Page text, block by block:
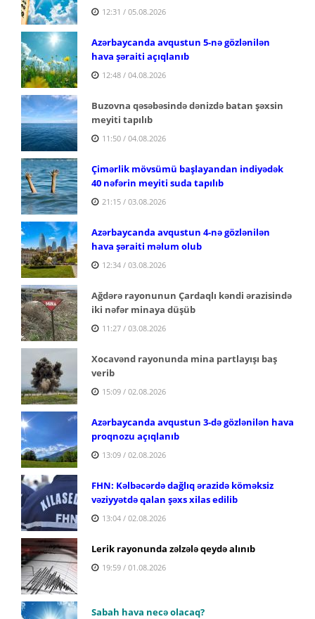
12:31 / 05.08.2026
Azərbaycanda avqustun 5-nə gözlənilən
hava şəraiti açıqlanıb
12:48 / 04.08.2026
Buzovna qəsəbəsində dənizdə batan şəxsin
meyiti tapılıb
11:50 / 04.08.2026
Çimərlik mövsümü başlayandan indiyədək
40 nəfərin meyiti suda tapılıb
21:15 / 03.08.2026
Azərbaycanda avqustun 4-nə gözlənilən
hava şəraiti məlum olub
12:34 / 03.08.2026
Ağdərə rayonunun Çardaqlı kəndi ərazisində
iki nəfər minaya düşüb
11:27 / 03.08.2026
Xocavənd rayonunda mina partlayışı baş
verib
15:09 / 02.08.2026
Azərbaycanda avqustun 3-də gözlənilən hava
proqnozu açıqlanıb
13:09 / 02.08.2026
FHN: Kəlbəcərdə dağlıq ərazidə köməksiz
vəziyyətdə qalan şəxs xilas edilib
13:04 / 02.08.2026
Lerik rayonunda zəlzələ qeydə alınıb
19:59 / 01.08.2026
Sabah hava necə olacaq?